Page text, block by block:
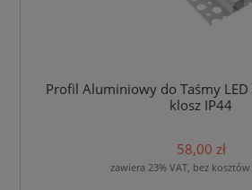
Profil Aluminiowy do Taśmy LED
klosz IP44
58,00 zł
zawiera 23% VAT, bez